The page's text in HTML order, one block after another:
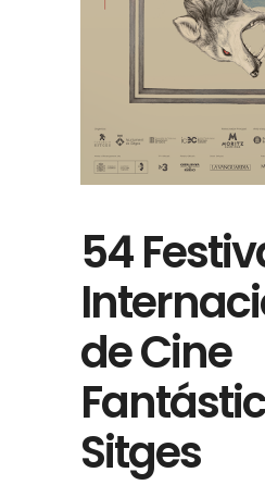
54
de Cine
Sitges